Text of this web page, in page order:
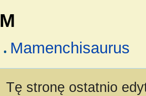
M
Mamenchisaurus
Tę stronę ostatnio